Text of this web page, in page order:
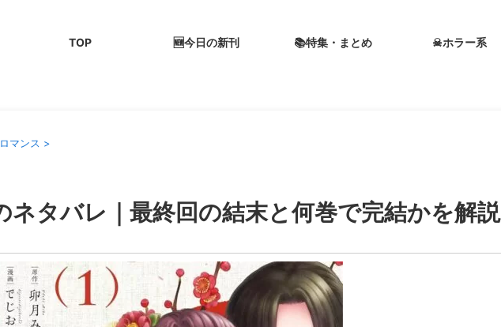
TOP 🆕今日の新刊 📚特集・まとめ ☠ホラー系
マンス >
ネタバレ｜最終回の結末と何巻で完結かを解説